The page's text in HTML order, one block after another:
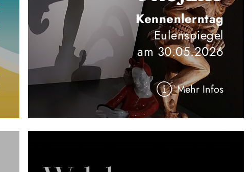
Kennenlerntag
Eulenspiegel
am 30.05.2026
Mehr Infos